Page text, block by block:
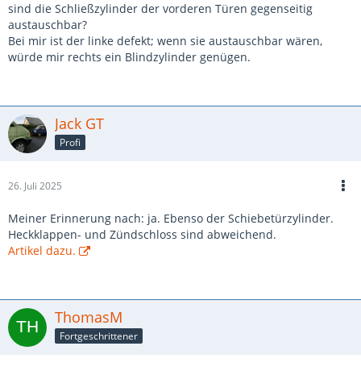
sind die Schließzylinder der vorderen Türen gegenseitig
austauschbar?
Bei mir ist der linke defekt; wenn sie austauschbar wären,
würde mir rechts ein Blindzylinder genügen.
Jack GT
Profi
26. Juli 2025
Meiner Erinnerung nach: ja. Ebenso der Schiebetürzylinder.
Heckklappen- und Zündschloss sind abweichend.
Artikel dazu.
ThomasM
Fortgeschrittener